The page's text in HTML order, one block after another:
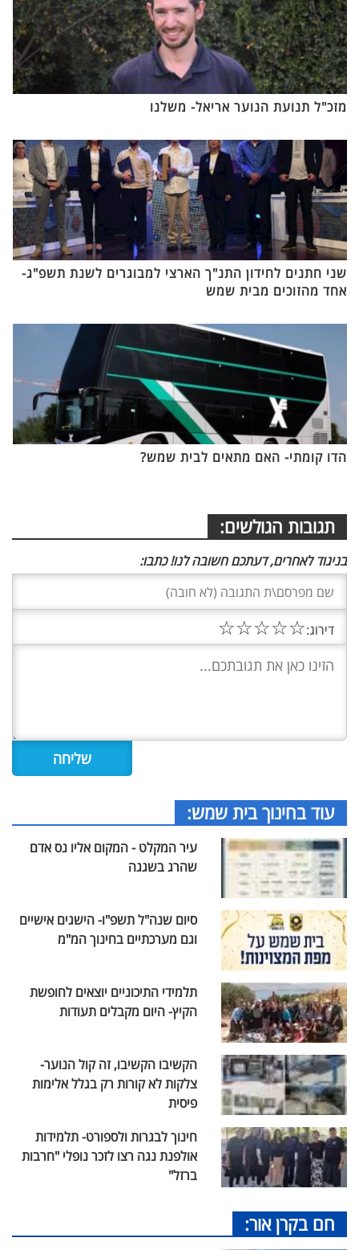
מזכ"ל תנועת הנוער אריאל- משלנו
שני חתנים לחידון התנ"ך הארצי למבוגרים לשנת תשפ"ג-
אחד מהזוכים מבית שמש
הדו קומתי- האם מתאים לבית שמש?
תגובות הגולשים:
בניגוד לאחרים, דעתכם חשובה לנו! כתבו:
דירוג:☆
☆
☆
☆
☆
עוד בחינוך בית שמש:
עיר המקלט - המקום אליו נס אדם
שהרג בשגגה
סיום שנה"ל תשפ"ו- הישגים אישיים
וגם מערכתיים בחינוך המ"מ
תלמידי התיכוניים יוצאים לחופשת
הקיץ- היום מקבלים תעודות
הקשיבו הקשיבו, זה קול הנוער-
צלקות לא קורות רק בגלל אלימות
פיסית
חינוך לבגרות ולספורט- תלמידות
אולפנת נגה רצו לזכר נופלי "חרבות
ברזל"
חם בקרן אור: